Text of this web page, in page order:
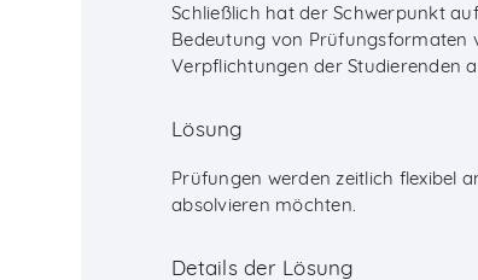
Schließlich hat der Schwerpunkt
Bedeutung von Prüfungsformaten
Verpflichtungen der Studierenden
Lösung
Prüfungen werden zeitlich flexibel
absolvieren möchten.
Details der Lösung